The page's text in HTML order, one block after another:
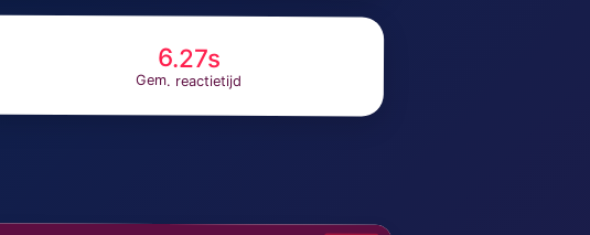
6.27s
Gem. reactietijd